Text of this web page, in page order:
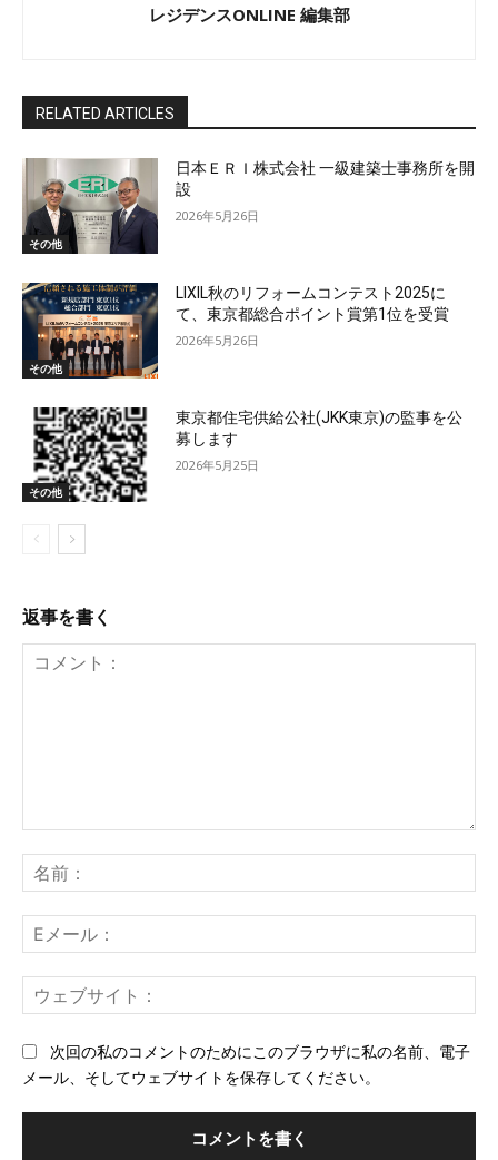
レジデンスONLINE 編集部
RELATED ARTICLES
その他
日本ＥＲＩ株式会社 一級建築士事務所を開
設
2026年5月26日
その他
LIXIL秋のリフォームコンテスト2025に
て、東京都総合ポイント賞第1位を受賞
2026年5月26日
その他
東京都住宅供給公社(JKK東京)の監事を公
募します
2026年5月25日
返事を書く
ン
ト：
前
メ
ー
ェ
次回の私のコメントのためにこのブラウザに私の名前、電子
メール、そしてウェブサイトを保存してください。